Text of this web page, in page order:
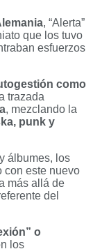
, “Alerta”
que los tuvo
esfuerzos
como
trazada
, mezclando la
punk y
álbumes, los
con este nuevo
más allá de
del
o
los